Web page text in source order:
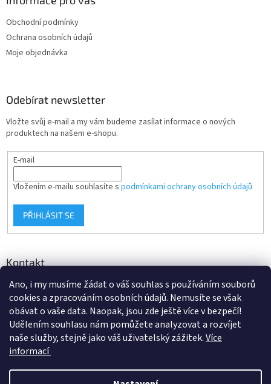
Ano, i my musíme žádat o váš souhlas s používáním souborů
cookies a zpracováním osobních údajů. Nemusíte se však
obávat o vaše data. Naopak, jsou zde ještě více v bezpečí!
Udělením souhlasu nám pomůžete analyzovat a rozvíjet
naše služby, stejně jako váš uživatelský zážitek.Více
informací
Obchodní podmínky
Ochrana osobních údajů
Moje objednávka
Odebírat newsletter
Vložte svůj e-mail a my vám budeme zasílat informace o nových
produktech na našem e-shopu.
E-mail
Vložením e-mailu souhlasíte s podmínkami ochrany osobních údajů
PŘIHLÁSIT SE
Kontakt
info@d-klima.cz
+420 517 357 288